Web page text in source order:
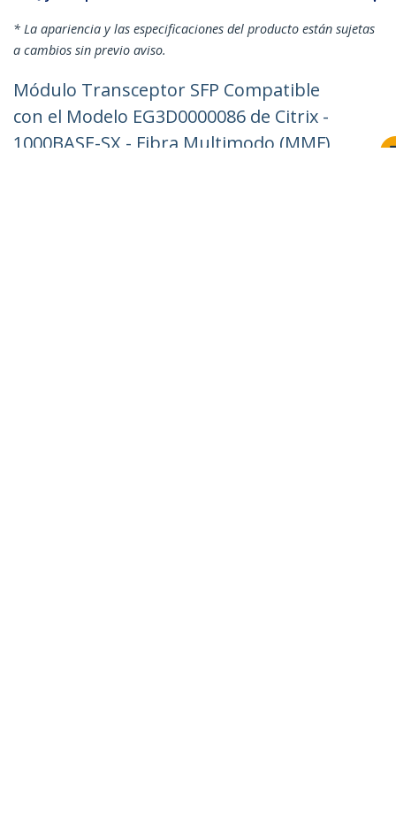
* La apariencia y las especificaciones del producto están sujetas
a cambios sin previo aviso.
Módulo Transceptor SFP Compatible
con el Modelo EG3D0000086 de Citrix -
1000BASE-SX - Fibra Multimodo (MMF)